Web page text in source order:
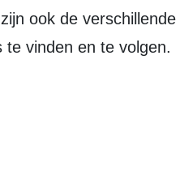
ook de
te vinden en te volgen.
LIJKT VOORAL POSITIEF